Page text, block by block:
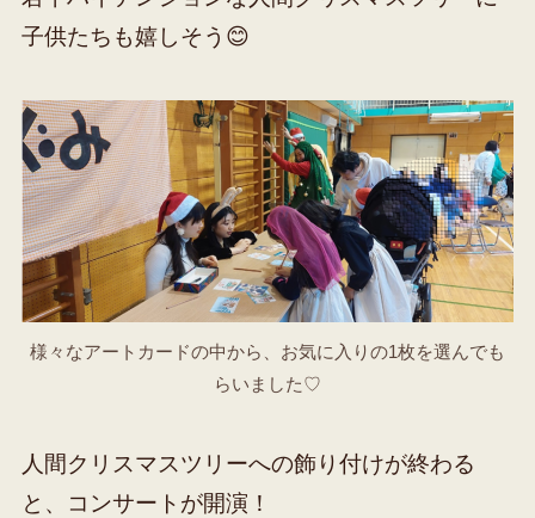
子供たちも嬉しそう😊
様々なアートカードの中から、お気に入りの1枚を選んでも
らいました♡
人間クリスマスツリーへの飾り付けが終わる
と、コンサートが開演！